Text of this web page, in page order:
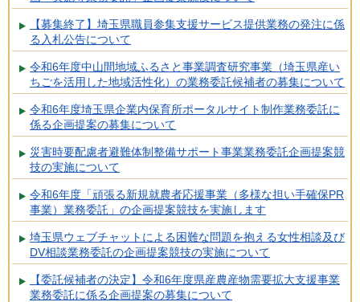
【募集終了】埼玉県職員参集支援サービス提供業務の発注に係
る入札公告について
令和6年度中山間地域ふるさと事業調査研究事業（埼玉県産い
ちごを活用した地域活性化）の業務委託候補者の募集について
令和6年度埼玉県企業内保育所ポータルサイト制作業務委託に
係る企画提案の募集について
災害時要配慮者避難体制整備サポート事業業務委託企画提案競
技の実施について
令和6年度「頑張る新規就農者応援事業（多様な担い手確保PR
事業）業務委託」の企画提案競技を実施します
埼玉県ウェブチャットによる困難な問題を抱える女性相談及び
DV相談業務委託の企画提案競技の実施について
【委託候補者の決定】令和6年度県産農産物需要拡大支援事業
業務委託に係る企画提案の募集について